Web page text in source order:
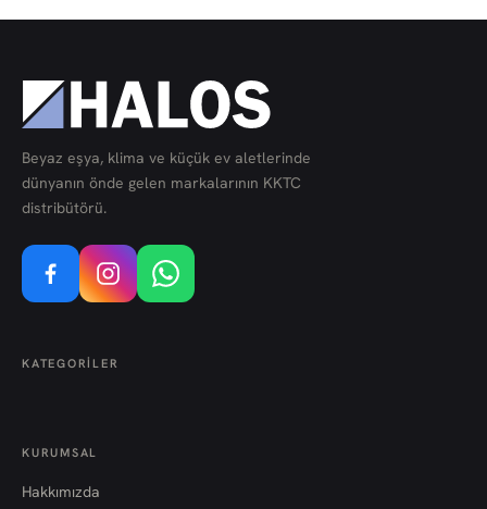
Beyaz eşya, klima ve küçük ev aletlerinde
dünyanın önde gelen markalarının KKTC
distribütörü.
KATEGORILER
KURUMSAL
Hakkımızda